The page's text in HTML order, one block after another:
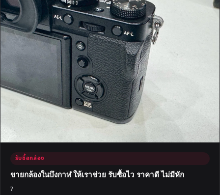
รับซื้อกล้อง
ขายกล้องในบึงกาฬ ให้เราช่วย รับซื้อไว ราคาดี ไม่มีหัก
?